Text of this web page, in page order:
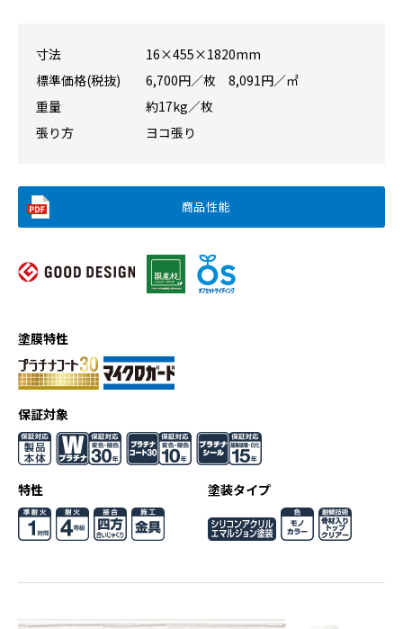
寸法
16×455×1820mm
標準価格(税抜)
6,700円／枚 8,091円／㎡
重量
約17kg／枚
張り方
ヨコ張り
商品性能
塗膜特性
保証対象
特性 塗装タイプ